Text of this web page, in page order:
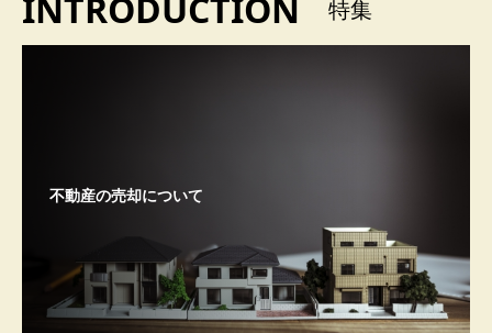
特集
不動産の売却について